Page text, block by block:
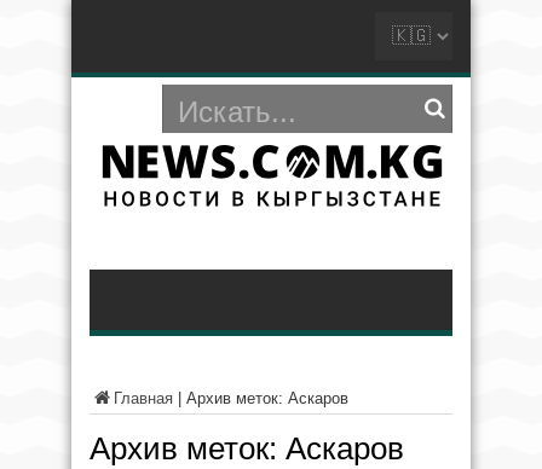
Главная Архив меток: Аскаров
Архив меток: Аскаров